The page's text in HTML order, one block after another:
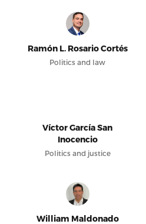
Ramón L. Rosario Cortés
Politics and law
Víctor García San
Inocencio
Politics and justice
William Maldonado